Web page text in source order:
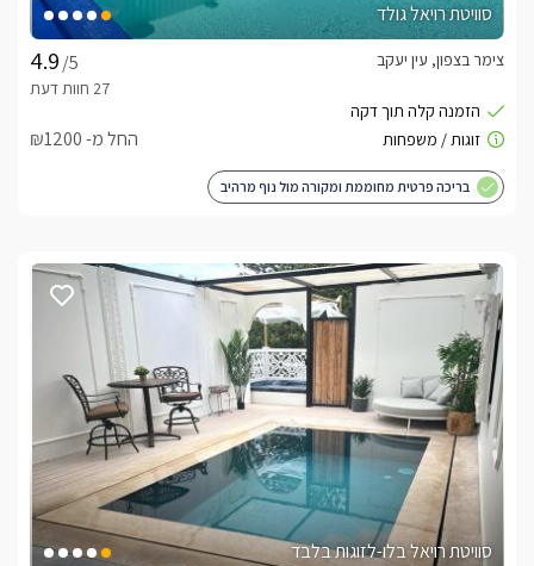
סוויטת רויאל גולד
/5
צימר בצפון, עין יעקב
החל מ- ₪1200
בריכה פרטית מחוממת ומקורה מול נוף מרהיב
סוויטת רויאל בלו-לזוגות בלבד